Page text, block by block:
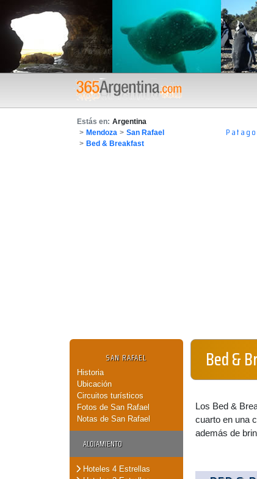
Estás en: Argentina
> Mendoza > San Rafael
> Bed & Breakfast
SAN RAFAEL
Historia
Ubicación
Circuitos turísticos
Fotos de San Rafael
Notas de San Rafael
ALOJAMIENTO
Hoteles 4 Estrellas
Bed &
Los Bed &
cuarto en una
además de